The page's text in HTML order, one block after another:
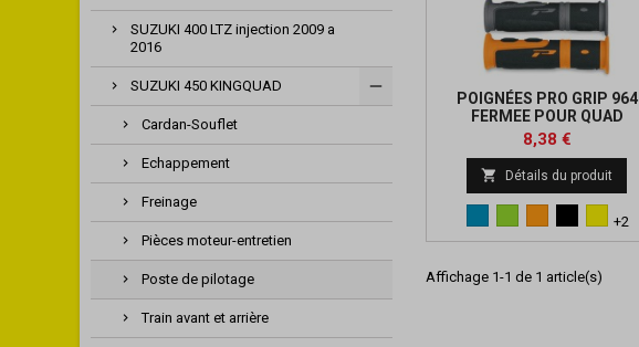
SUZUKI 400 LTZ injection 2009 a
2016
SUZUKI 450 KINGQUAD
Cardan-Souflet
Echappement
Freinage
Pièces moteur-entretien
Poste de pilotage
Train avant et arrière
POIGNÉES PRO GRIP 964
FERMEE POUR QUAD
GACHETTE
Prix
8,38 €Prix
base
 Détails du produit
Jaune
+2
Affichage 1-1 de 1 article(s)